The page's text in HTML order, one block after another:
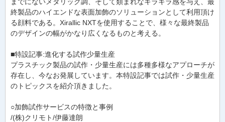
終製品のハイエンドな表面加飾のソリューションとして利用頂け
る顔料である。Xirallic NXTを使用することで、様々な最終製品
のデザインの幅がかなり広くなるものと考える。
■特設記事:進化する試作少量生産
プラスチック製品の試作・少量生産には多種多様なアプローチが
存在し、今なお発展しています。本特設記事では試作・少量生産
のトピックスを紹介頂きました。
○加飾試作サービスの特徴と事例
/(株)クリモト/伊藤達朗